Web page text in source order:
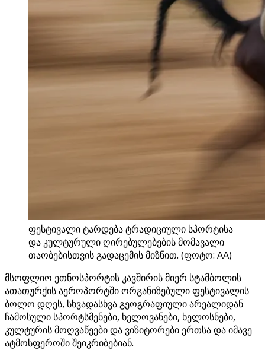
ფესტივალი ტარდება ტრადიციული სპორტისა
და კულტურული ღირებულებების მომავალი
თაობებისთვის გადაცემის მიზნით. (ფოტო: AA)
მსოფლიო ეთნოსპორტის კავშირის მიერ სტამბოლის
ათათურქის აეროპორტში ორგანიზებული ფესტივალის
ბოლო დღეს, სხვადასხვა გეოგრაფიული არეალიდან
ჩამოსული სპორტსმენები, ხელოვანები, ხელოსნები,
კულტურის მოღვაწეები და ვიზიტორები ერთსა და იმავე
ატმოსფეროში შეიკრიბებიან.